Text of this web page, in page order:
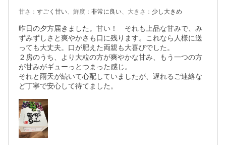
甘さ ： すごく甘い、 鮮度 ： 非常に良い、 大きさ ： 少し大きめ
昨日の夕方届きました。甘い！　それも上品な甘みで、み
ずみずしさと爽やかさも口に残ります。これなら人様に送
っても大丈夫。口が肥えた両親も大喜びでした。
２房のうち、より大粒の方が爽やかな甘み、もう一つの方
が甘みがギューっとつまった感じ。
それと雨天が続いて心配していましたが、遅れるご連絡な
ど丁寧で安心して待てました。